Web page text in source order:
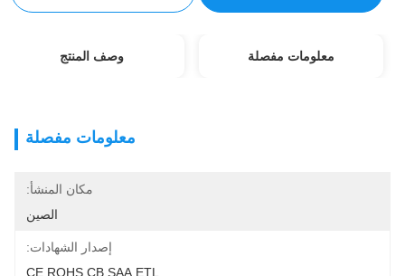
معلومات مفصلة وصف المنتج
معلومات مفصلة
مكان المنشأ:
الصين
إصدار الشهادات:
CE,ROHS,CB,SAA,ETL